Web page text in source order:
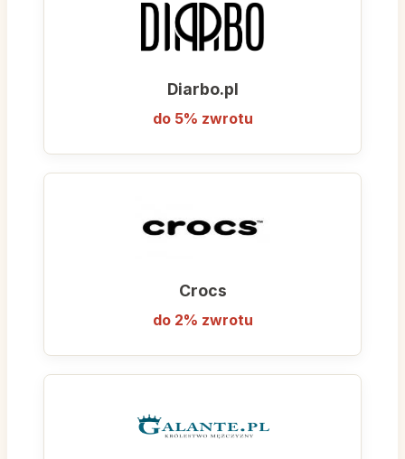
Diarbo.pl
do 5% zwrotu
Crocs
do 2% zwrotu